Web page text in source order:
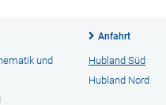
und
Anfahrt
Hubland Süd
Hubland Nord